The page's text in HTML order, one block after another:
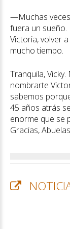
—Muchas
fuera un sueño.
Victoria, volver
mucho tiempo.
Tranquila,
nombrarte
sabemos
45 años atrás
enorme que se
Gracias,